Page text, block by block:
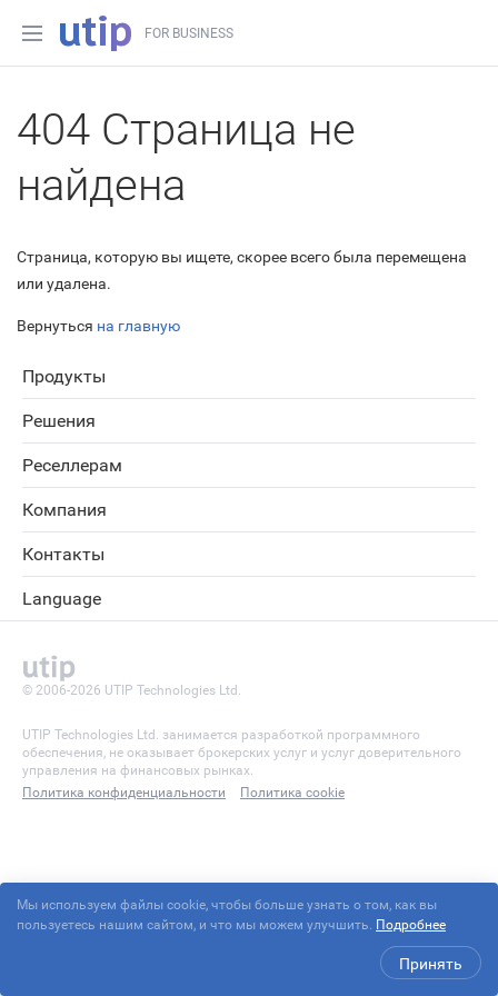
Мы используем файлы cookie, чтобы больше узнать о том, как вы
пользуетесь нашим сайтом, и что мы можем улучшить. Подробнее
Принять
FOR BUSINESS
404 Страница не
найдена
Страница, которую вы ищете, скорее всего была перемещена
или удалена.
Вернуться на главную
Продукты
Решения
Реселлерам
Компания
Контакты
Language
© 2006-2026 UTIP Technologies Ltd.
UTIP Technologies Ltd. занимается разработкой программного
обеспечения, не оказывает брокерских услуг и услуг доверительного
управления на финансовых рынках.
Политика конфиденциальности
Политика cookie